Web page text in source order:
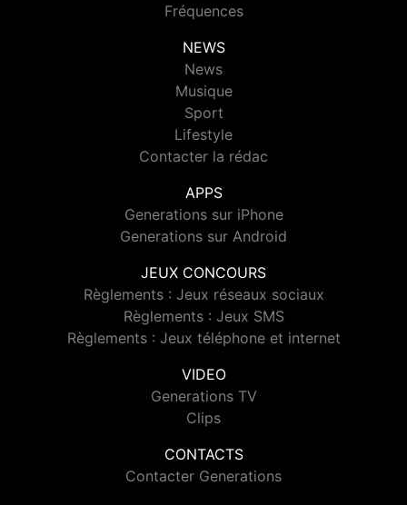
Fréquences
NEWS
News
Musique
Sport
Lifestyle
Contacter la rédac
APPS
Generations sur iPhone
Generations sur Android
JEUX CONCOURS
Règlements : Jeux réseaux sociaux
Règlements : Jeux SMS
Règlements : Jeux téléphone et internet
VIDEO
Generations TV
Clips
CONTACTS
Contacter Generations